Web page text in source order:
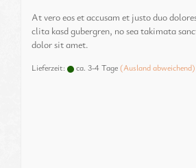
At vero eos et ac­cu­sam et justo duo
clita kasd gu­ber­gren, no sea ta­ki­ma­ta
dolor sit amet.
Lieferzeit: ca. 3-4 Tage(Ausland abweichend)